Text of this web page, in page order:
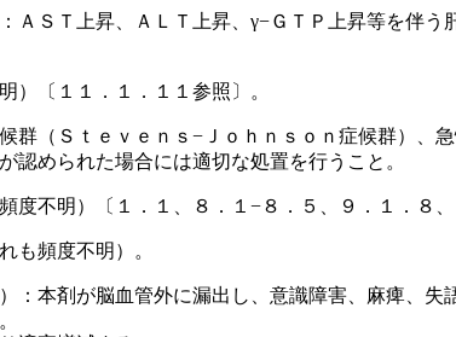
ＳＴ上昇、ＡＬＴ上昇、γ−ＧＴＰ上昇等を伴う
〔１１．１．１１参照〕。
（Ｓｔｅｖｅｎｓ−Ｊｏｈｎｓｏｎ症候群）、
められた場合には適切な処置を行うこと。
不明）〔１．１、８．１−８．５、９．１．８
も頻度不明）。
本剤が脳血管外に漏出し、意識障害、麻痺、